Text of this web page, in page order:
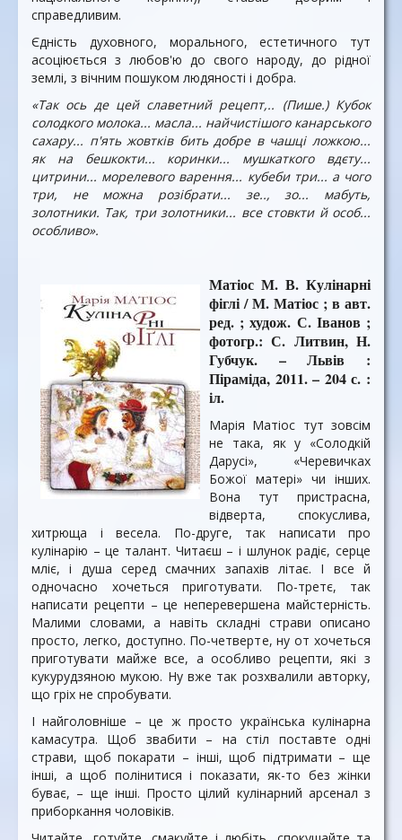
справедливим.
Єдність духовного, морального, естетичного тут
асоціюється з любов'ю до свого народу, до рідної
землі, з вічним пошуком людяності і добра.
«Так ось де цей славетний рецепт,.. (Пише.) Кубок
солодкого молока... масла... найчистішого канарського
сахару... п'ять жовтків бить добре в чашці ложкою...
як на бешкокти... коринки... мушкаткого вдєту...
цитрини... морелевого варення... кубеби три... а чого
три, не можна розібрати... зе.., зо... мабуть,
золотники. Так, три золотники... все стовкти й особ...
особливо».
Матіос М. В. Кулінарні
фіглі / М. Матіос ; в авт.
ред. ; худож. С. Іванов ;
фотогр.: С. Литвин, Н.
Губчук. – Львів :
Піраміда, 2011. – 204 с. :
іл.
Марія Матіос тут зовсім
не така, як у «Солодкій
Дарусі», «Черевичках
Божої матері» чи інших.
Вона тут пристрасна,
відверта, спокуслива,
хитрюща і весела. По-друге, так написати про
кулінарію – це талант. Читаєш – і шлунок радіє, серце
мліє, і душа серед смачних запахів літає. І все й
одночасно хочеться приготувати. По-третє, так
написати рецепти – це неперевершена майстерність.
Малими словами, а навіть складні страви описано
просто, легко, доступно. По-четверте, ну от хочеться
приготувати майже все, а особливо рецепти, які з
кукурудзяною мукою. Ну вже так розхвалили авторку,
що гріх не спробувати.
І найголовніше – це ж просто українська кулінарна
камасутра. Щоб звабити – на стіл поставте одні
страви, щоб покарати – інші, щоб підтримати – ще
інші, а щоб полінитися і показати, як-то без жінки
буває, – ще інші. Просто цілий кулінарний арсенал з
приборкання чоловіків.